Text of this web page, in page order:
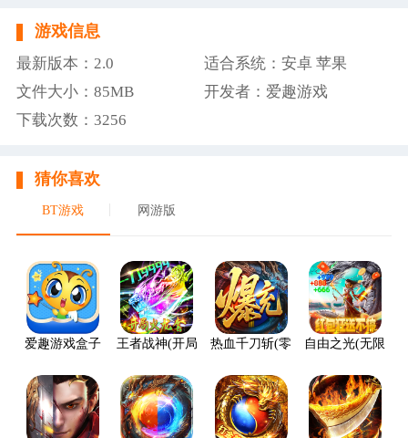
游戏信息
最新版本：2.0
适合系统：安卓 苹果
文件大小：85MB
开发者：爱趣游戏
下载次数：3256
猜你喜欢
BT游戏 网游版
爱趣游戏盒子 王者战神(开局火龙套)热血千刀斩(零氪送赞爆充)
自由之光(无限红